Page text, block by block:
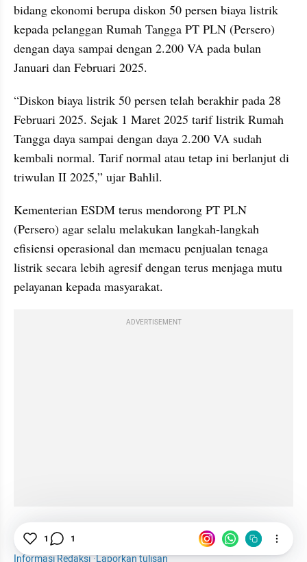
bidang ekonomi berupa diskon 50 persen biaya listrik
kepada pelanggan Rumah Tangga PT PLN (Persero)
dengan daya sampai dengan 2.200 VA pada bulan
Januari dan Februari 2025.
“Diskon biaya listrik 50 persen telah berakhir pada 28
Februari 2025. Sejak 1 Maret 2025 tarif listrik Rumah
Tangga daya sampai dengan daya 2.200 VA sudah
kembali normal. Tarif normal atau tetap ini berlanjut di
triwulan II 2025,” ujar Bahlil.
Kementerian ESDM terus mendorong PT PLN
(Persero) agar selalu melakukan langkah-langkah
efisiensi operasional dan memacu penjualan tenaga
listrik secara lebih agresif dengan terus menjaga mutu
pelayanan kepada masyarakat.
ADVERTISEMENT
ESDM Tarif Listrik
Energi
Informasi Redaksi·Laporkan tulisan
1 1